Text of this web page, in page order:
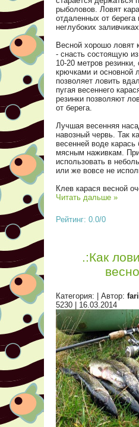
рыболовов. Ловят
отдаленных от
неглубоких
Весной хорошо ловят
- снасть состоящую
10-20 метров резинки,
крючками и основной
позволяет ловить
пугая весеннего
резинки позволяют
от берега.
Лучшая весенняя
навозный червь. Так
весенней воде карась
мясным наживкам.
использовать в
или же вовсе не
Клев карася весной
Читать дальше »
Рейтинг: 0.0/0
.:Как
Категория: | Автор:
5230 | 16.03.2014